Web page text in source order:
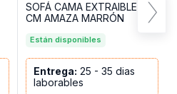
SOFÁ CAMA EXTRAIBLE 190
CM AMAZA MARRÓN
Están disponibles
Entrega: 25 - 35 dias
laborables